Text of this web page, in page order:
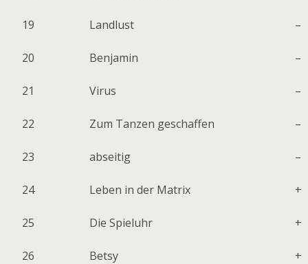
19 Landlust –
20 Benjamin –
21 Virus –
22 Zum Tanzen geschaffen –
23 abseitig –
24 Leben in der Matrix +
25 Die Spieluhr +
26 Betsy +